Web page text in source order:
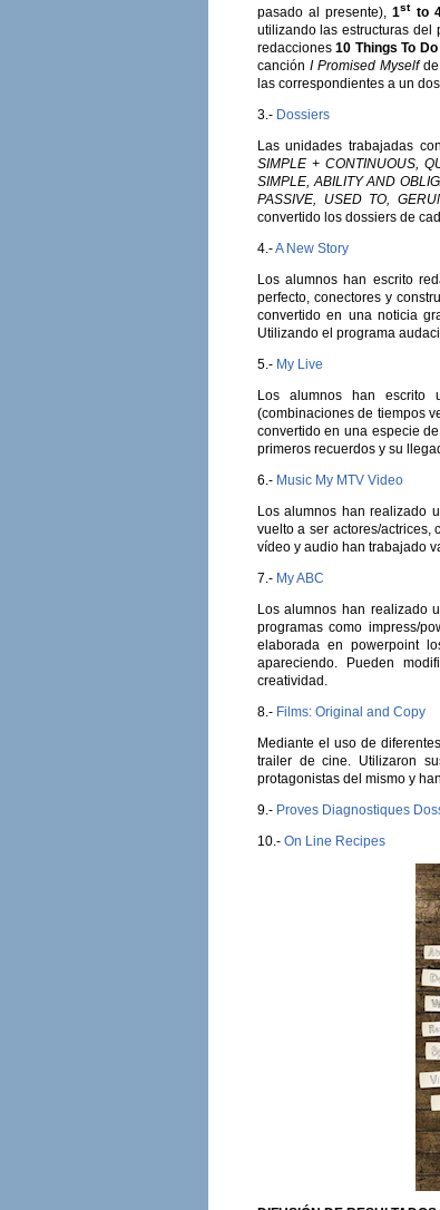
pasado al presente),1stto
utilizando las estructuras del
redacciones10 Things To
canción I Promised Myselfde
las correspondientes a un
3.-Dossiers
Las unidades trabajadas
SIMPLE + CONTINUOUS,
SIMPLE, ABILITY AND
PASSIVE, USED TO,
convertido los dossiers de
4.-A New Story
Los alumnos han escrito
perfecto, conectores y
convertido en una noticia
Utilizando el programa
5.- My Live
Los alumnos han escrito
(combinaciones de tiempos
convertido en una especie
primeros recuerdos y su
6.-Music My MTV Video
Los alumnos han realizado
vuelto a ser actores/actrices,
vídeo y audio han trabajado
7.- My ABC
Los alumnos han realizado
programas como impress/
elaborada en powerpoint
apareciendo. Pueden
creatividad.
8.- Films: Original and Copy
Mediante el uso de
trailer de cine. Utilizaron
protagonistas del mismo y
9.- Proves Diagnostiques
10.- On Line Recipes